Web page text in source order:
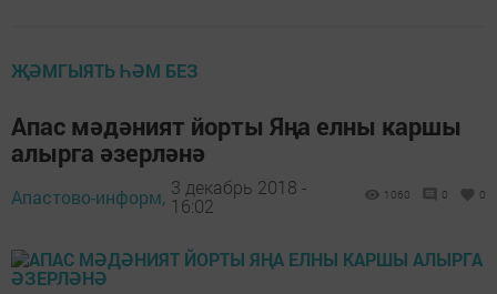
ҖӘМГЫЯТЬ ҺӘМ БЕЗ
Апас мәдәният йорты Яңа елны каршы
алырга әзерләнә
Апастово-информ, 3 декабрь 2018 -
16:02
1060 0 0